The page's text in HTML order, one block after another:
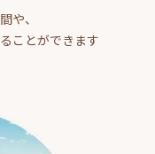
や、
ことができます